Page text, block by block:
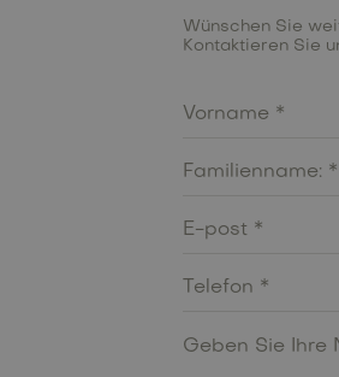
Wünschen Sie
Kontaktieren Sie